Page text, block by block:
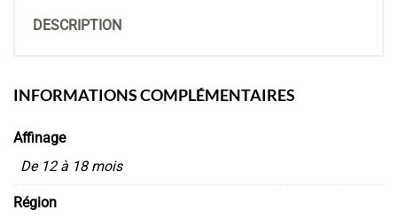
DESCRIPTION
INFORMATIONS COMPLÉMENTAIRES
Affinage
De 12 à 18 mois
Région